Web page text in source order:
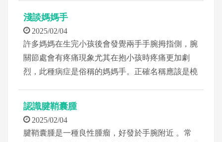
善腋下汗水、異味等問題。
淺談媽媽手
2025/02/04
許多媽媽在生完小孩後會發覺兩手手腕拇指側，腕
關節處會有疼痛現象尤其在抱小孩時疼痛更加劇
烈，此種病症是俗稱的媽媽手。正確名稱應該是橈
認識腱鞘囊腫
2025/02/04
腱鞘囊腫是一種良性腫瘤，好發於手腕附近 。常